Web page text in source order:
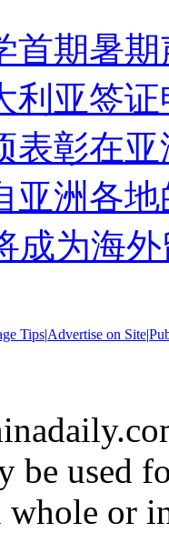
首期暑
利亚签
表彰在
亚洲各
成为海
Tips|Advertise on Site|
be used
or